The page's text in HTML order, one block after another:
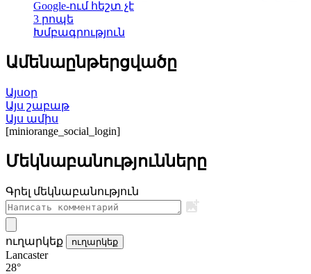
Google-ում հեշտ չէ
3 րոպե
Խմբագրություն
Ամենաընթերցվածը
Այսօր
Այս շաբաթ
Այս ամիս
[miniorange_social_login]
Մեկնաբանությունները
Գրել մեկնաբանություն
ուղարկեք ուղարկեք
Lancaster
28°